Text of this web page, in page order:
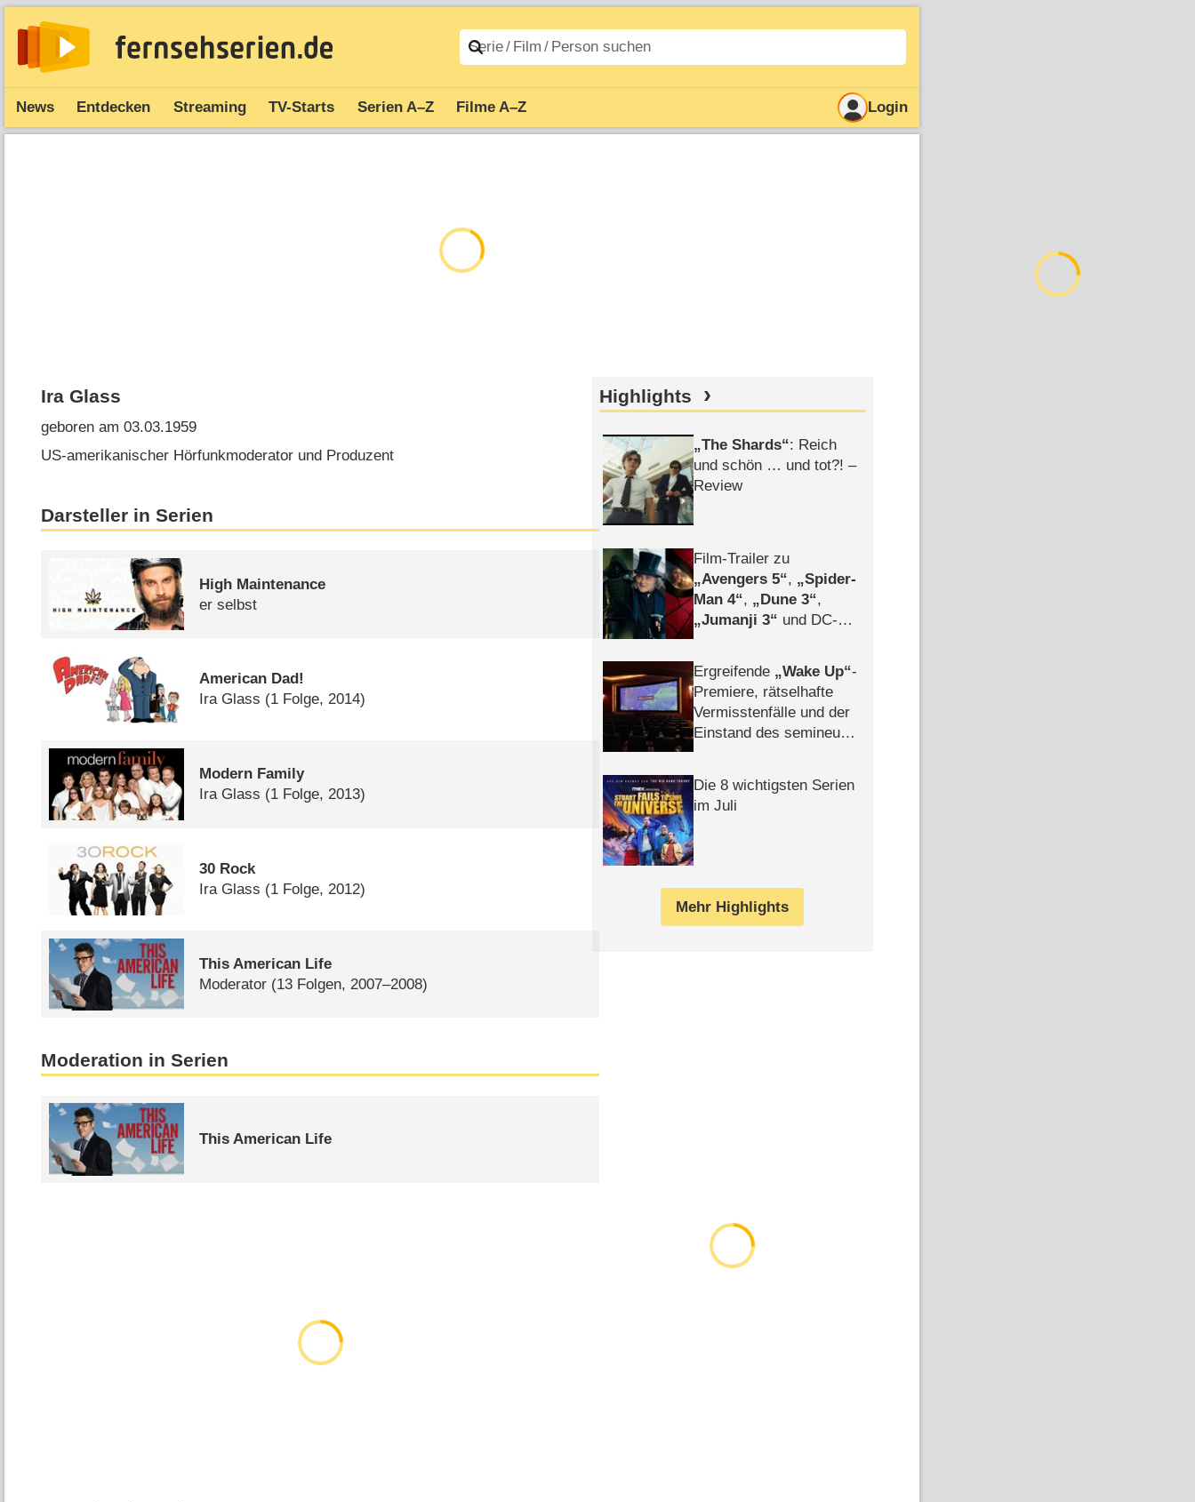
News Entdecken Streaming TV-Starts Serien A–Z Filme A–Z Login
Ira Glass
geboren am 03.03.1959
US-amerikanischer Hörfunkmoderator und Produzent
Darsteller in Serien
High Maintenance
er selbst
American Dad!
Ira Glass (1 Folge, 2014)
Modern Family
Ira Glass (1 Folge, 2013)
30 Rock
Ira Glass (1 Folge, 2012)
This American Life
Moderator (13 Folgen, 2007–2008)
Moderation in Serien
This American Life
Highlights
The Shards : Reich
und schön … und tot?! –
Review
Film-Trailer zu
Avengers 5 ,
Spider-
Man 4 , Dune 3 ,
Jumanji 3
und DC-
Ergreifende
Wake Up -
Premiere, rätselhafte
Vermisstenfälle und der
Einstand des semineuen
Die 8 wichtigsten Serien
im Juli
Mehr Highlights